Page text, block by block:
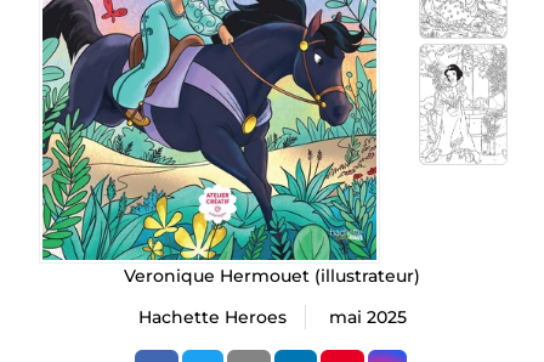
Veronique Hermouet (illustrateur)
Hachette Heroes
mai 2025